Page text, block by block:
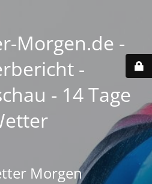
Morgen.de -
-
- 14 Tage
Morgen